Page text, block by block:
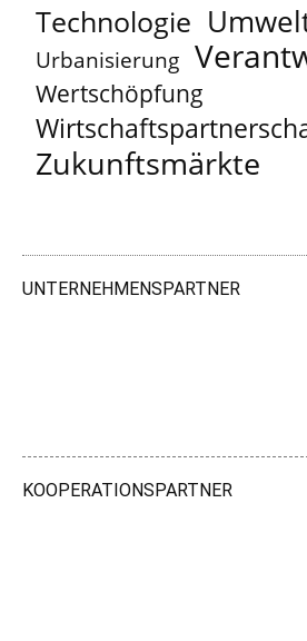
Technologie
Urbanisierung
Wertschöpfung
Zukunftsmärkte
UNTERNEHMENSPARTNER
KOOPERATIONSPARTNER